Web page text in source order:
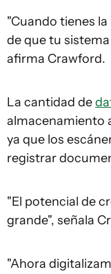
"Cuando tienes
de que tu
afirma Crawford.
La cantidad de
almacenamiento
ya que los
registrar
"El potencial de
grande", señala
"Ahora